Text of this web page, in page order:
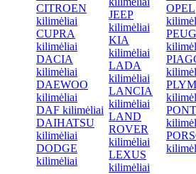
CITROEN
kilimėliai
CUPRA
kilimėliai
DACIA
kilimėliai
DAEWOO
kilimėliai
DAF kilimėliai
DAIHATSU
kilimėliai
DODGE
kilimėliai
JEEP
kilimėliai
KIA
kilimėliai
LADA
kilimėliai
LANCIA
kilimėliai
LAND
ROVER
kilimėliai
LEXUS
kilimėliai
OPEL